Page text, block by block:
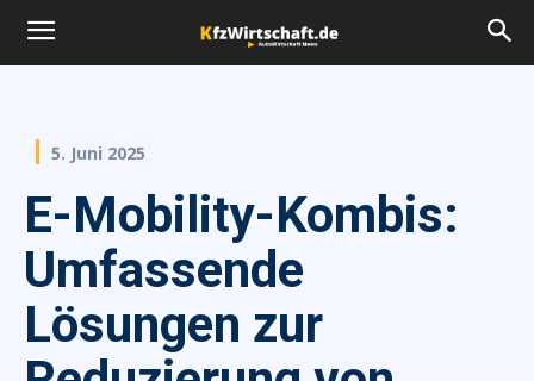
5. Juni 2025
E-Mobility-Kombis:
Umfassende
Lösungen zur